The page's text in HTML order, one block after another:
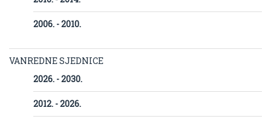
2006. - 2010.
VANREDNE SJEDNICE
2026. - 2030.
2012. - 2026.